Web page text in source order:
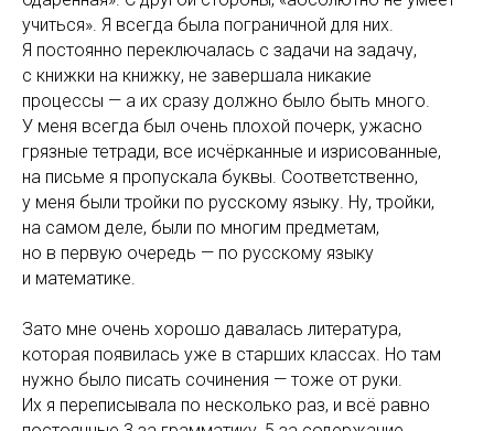
учиться». Я всегда была пограничной для них.
Я постоянно переключалась с задачи на задачу,
с книжки на книжку, не завершала никакие
процессы — а их сразу должно было быть много.
У меня всегда был очень плохой почерк, ужасно
грязные тетради, все исчёрканные и изрисованные,
на письме я пропускала буквы. Соответственно,
у меня были тройки по русскому языку. Ну, тройки,
на самом деле, были по многим предметам,
но в первую очередь — по русскому языку
и математике.
Зато мне очень хорошо давалась литература,
которая появилась уже в старших классах. Но там
нужно было писать сочинения — тоже от руки.
Их я переписывала по несколько раз, и всё равно